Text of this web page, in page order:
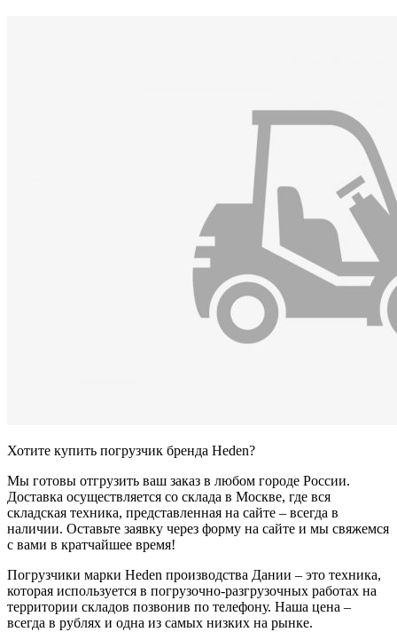
Хотите купить погрузчик бренда Heden?
Мы готовы отгрузить ваш заказ в любом городе России.
Доставка осуществляется со склада в Москве, где вся
складская техника, представленная на сайте – всегда в
наличии. Оставьте заявку через форму на сайте и мы свяжемся
с вами в кратчайшее время!
Погрузчики марки Heden производства Дании – это техника,
которая используется в погрузочно-разгрузочных работах на
территории складов позвонив по телефону. Наша цена –
всегда в рублях и одна из самых низких на рынке.